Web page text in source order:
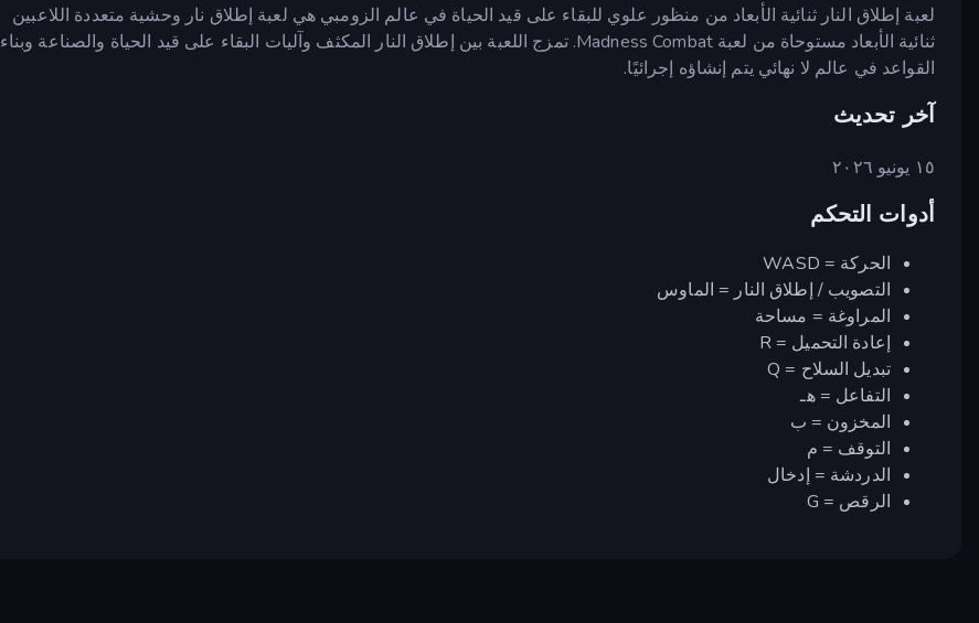
لعبة إطلاق النار ثنائية الأبعاد من منظور علوي للبقاء على قيد الحياة في عالم الزومبي هي لعبة إطلاق نار وحشية متعددة اللاعبين
ثنائية الأبعاد مستوحاة من لعبة Madness Combat. تمزج اللعبة بين إطلاق النار المكثف وآليات البقاء على قيد الحياة والصناعة وبناء
القواعد في عالم لا نهائي يتم إنشاؤه إجرائيًا.
آخر تحديث
١٥ يونيو ٢٠٢٦
أدوات التحكم
الحركة = WASD
التصويب / إطلاق النار = الماوس
المراوغة = مساحة
إعادة التحميل = R
تبديل السلاح = Q
التفاعل = هـ
المخزون = ب
التوقف = م
الدردشة = إدخال
الرقص = G